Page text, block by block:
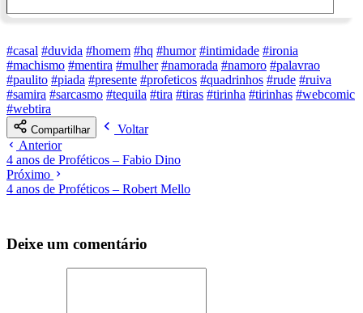
#casal #duvida #homem #hq #humor #intimidade #ironia
#machismo #mentira #mulher #namorada #namoro #palavrao
#paulito #piada #presente #profeticos #quadrinhos #rude #ruiva
#samira #sarcasmo #tequila #tira #tiras #tirinha #tirinhas #webcomic
#webtira
Compartilhar
Voltar
Anterior
4 anos de Proféticos – Fabio Dino
Próximo
4 anos de Proféticos – Robert Mello
Deixe um comentário